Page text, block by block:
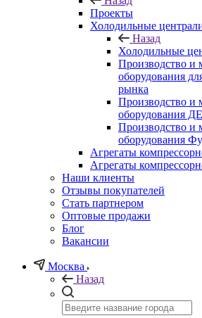
Проекты
Холодильные
Назад
Холодильные
Производство и
оборудования
рынка
Производство и
оборудования
Производство и
оборудования
Агрегаты
Агрегаты
Наши клиенты
Отзывы покупателей
Стать партнером
Оптовые продажи
Блог
Вакансии
Москва
Назад